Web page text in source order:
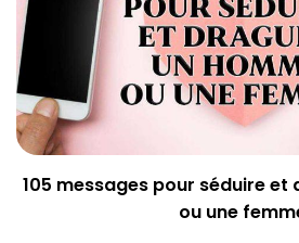
105 messages pour séduire et
ou une